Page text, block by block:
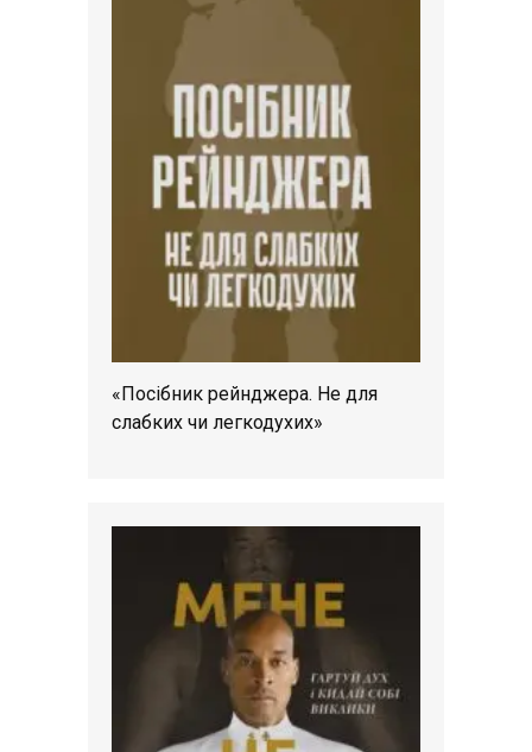
«Посібник рейнджера. Не для
слабких чи легкодухих»